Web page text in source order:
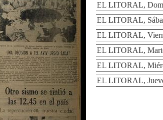
EL LITORAL,
EL LITORAL,
EL LITORAL,
EL LITORAL,
EL LITORAL,
EL LITORAL,